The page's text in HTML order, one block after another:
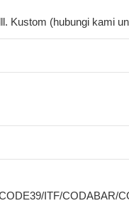
Kustom (hubungi kami
ITF/CODABAR/